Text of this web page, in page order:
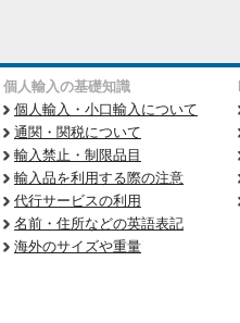
個人輸入の基礎知識
個人輸入・小口輸入について
通関・関税について
輸入禁止・制限品目
輸入品を利用する際の注意
代行サービスの利用
名前・住所などの英語表記
海外のサイズや重量